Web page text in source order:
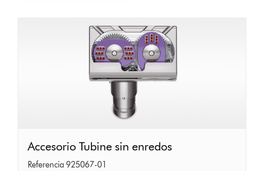
Accesorio
Tubine
Accesorio Tubine sin enredos
Referencia 925067-01